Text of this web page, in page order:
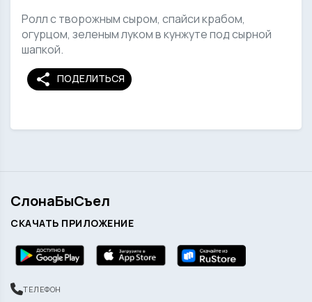
Ролл с творожным сыром, спайси крабом,
огурцом, зеленым луком в кунжуте под сырной
шапкой.
share ПОДЕЛИТЬСЯ
СлонаБыСъел
СКАЧАТЬ ПРИЛОЖЕНИЕ
ТЕЛЕФОН